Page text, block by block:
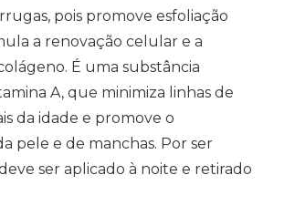
pois promove esfoliação
a renovação celular e a
É uma substância
A, que minimiza linhas de
da idade e promove o
pele e de manchas. Por ser
ser aplicado à noite e retirado